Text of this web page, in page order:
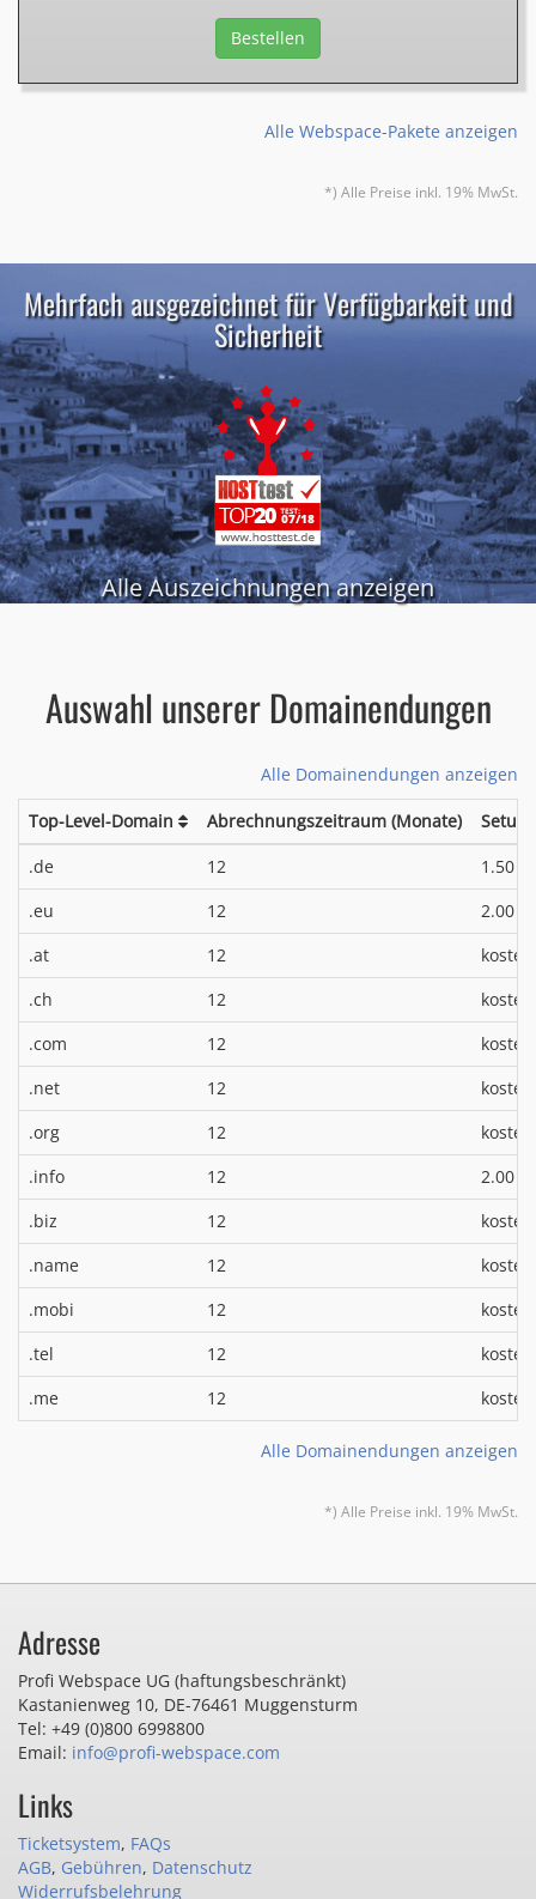
Bestellen
Alle Webspace-Pakete anzeigen
*) Alle Preise inkl. 19% MwSt.
Mehrfach ausgezeichnet für Verfügbarkeit und
Sicherheit
Alle Auszeichnungen anzeigen
Auswahl unserer Domainendungen
Alle Domainendungen anzeigen
Top-Level-Domain Abrechnungszeitraum (Monate)
.de
12 1.50 €
.eu 12 2.00 €
.at 12
.ch
12
.com
12
.net
12
.org
12
.info
12 2.00 €
.biz 12
.name
12
.mobi
12
.tel
12
.me
12
Alle Domainendungen anzeigen
*) Alle Preise inkl. 19% MwSt.
Adresse
Profi Webspace UG (haftungsbeschränkt)
Kastanienweg 10, DE-76461 Muggensturm
Tel: +49 (0)800 6998800
Email: info@profi-webspace.com
Links
Ticketsystem, FAQs
AGB, Gebühren, Datenschutz
Widerrufsbelehrung